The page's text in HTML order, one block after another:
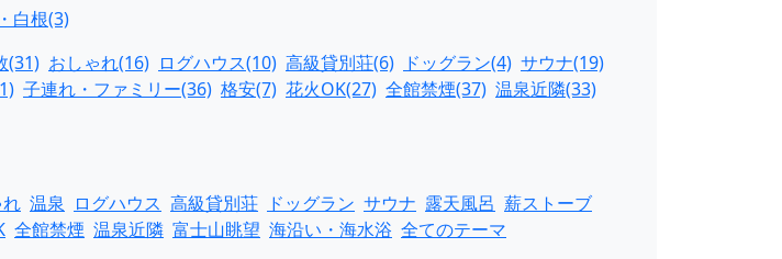
白根(3)
(31) おしゃれ(16) ログハウス(10) 高級貸別荘(6) ドッグラン(4) サウナ(19)
子連れ・ファミリー(36) 格安(7) 花火OK(27) 全館禁煙(37) 温泉近隣(33)
温泉 ログハウス 高級貸別荘 ドッグラン サウナ 露天風呂 薪ストーブ
全館禁煙 温泉近隣 富士山眺望 海沿い・海水浴 全てのテーマ